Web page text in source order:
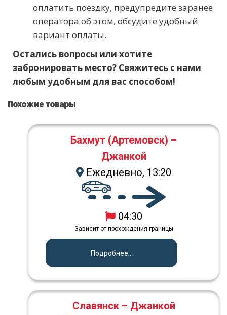
оплатить поездку, предупредите заранее
оператора об этом, обсудите удобный
вариант оплаты.
Остались вопросы или хотите
забронировать место? Свяжитесь с нами
любым удобным для вас способом!
Похожие товары
Бахмут (Артемовск) –
Джанкой
Ежедневно, 13:20
04:30
Зависит от прохождения границы
Подробнее...
Славянск – Джанкой